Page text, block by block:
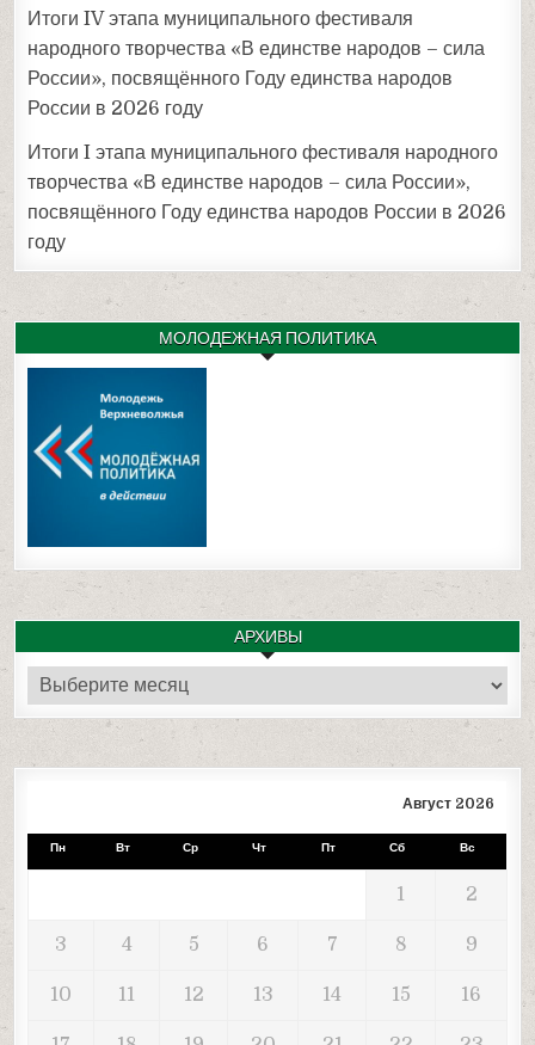
Итоги IV этапа муниципального фестиваля
народного творчества «В единстве народов – сила
России», посвящённого Году единства народов
России в 2026 году
Итоги I этапа муниципального фестиваля народного
творчества «В единстве народов – сила России»,
посвящённого Году единства народов России в 2026
году
МОЛОДЕЖНАЯ ПОЛИТИКА
АРХИВЫ
Архивы
Август 2026
Пн Вт Ср Чт Пт Сб Вс
1 2
3 4 5 6 7 8 9
10 11 12 13 14 15 16